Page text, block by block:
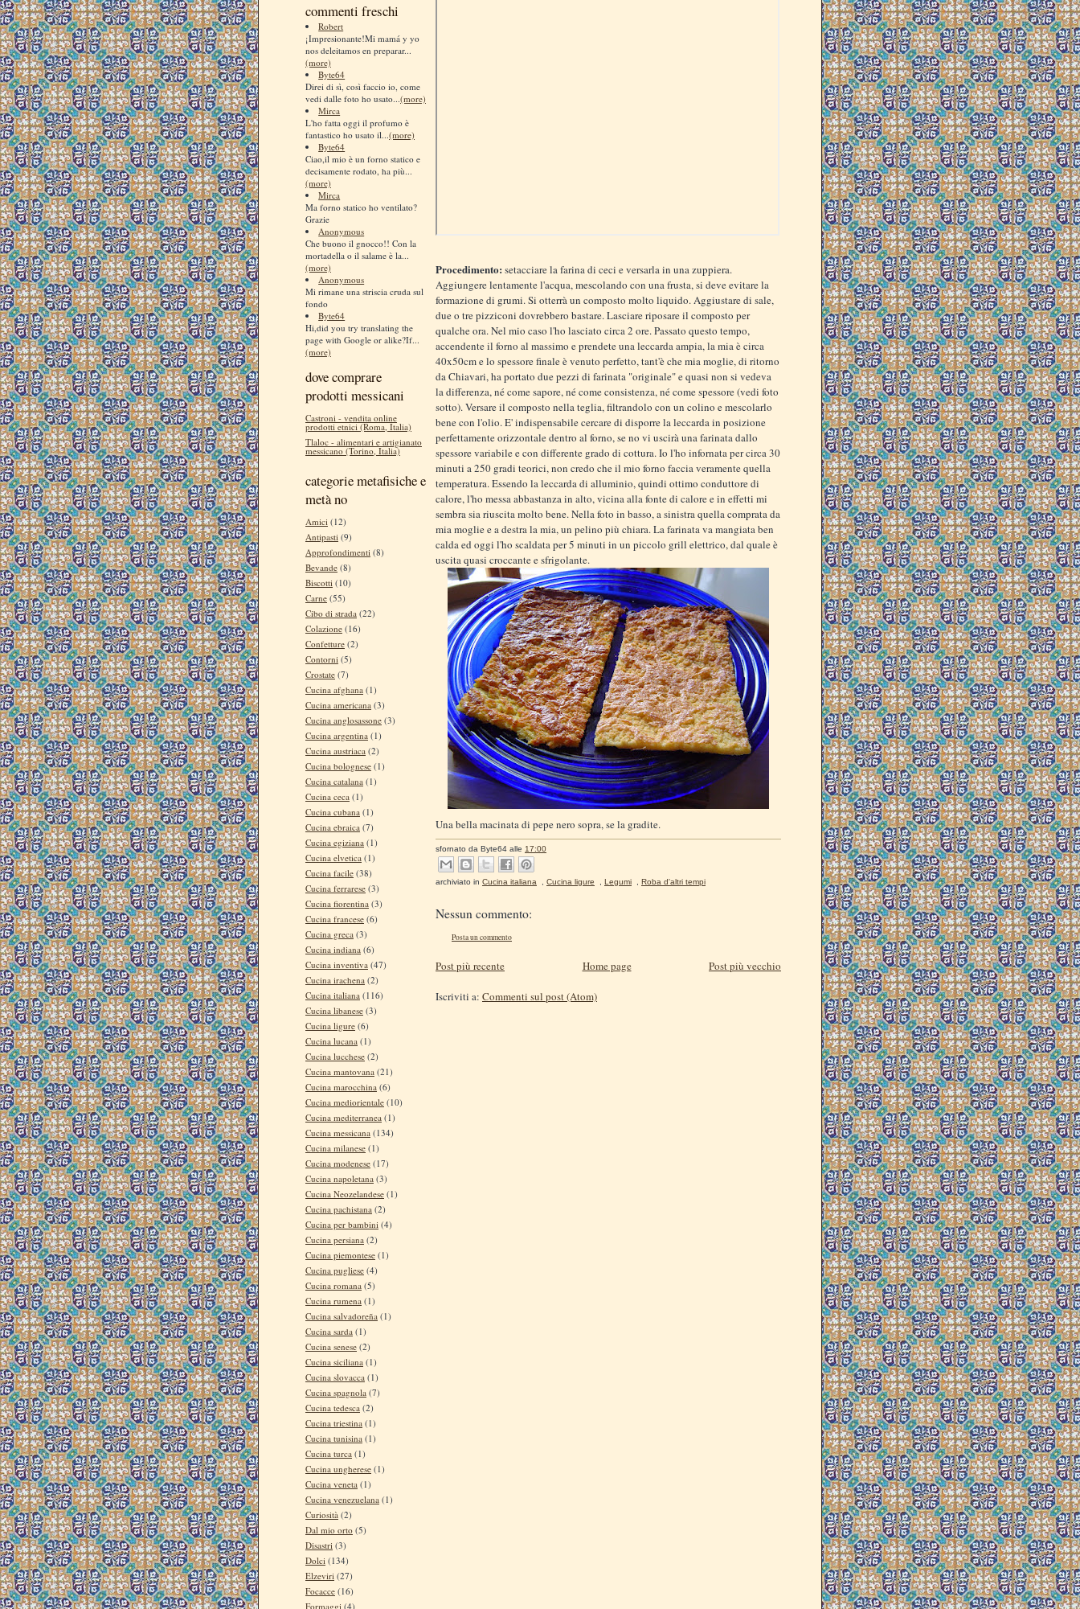
commenti freschi
Robert
¡Impresionante!Mi mamá y yo
nos deleitamos en preparar...
(more)
Byte64
Direi di sì, così faccio io, come
vedi dalle foto ho usato...(more)
Mirca
L'ho fatta oggi il profumo è
fantastico ho usato il...(more)
Byte64
Ciao,il mio è un forno statico e
decisamente rodato, ha più...
(more)
Mirca
Ma forno statico ho ventilato?
Grazie
Anonymous
Che buono il gnocco!! Con la
mortadella o il salame è la...
(more)
Anonymous
Mi rimane una striscia cruda sul
fondo
Byte64
Hi,did you try translating the
page with Google or alike?If...
(more)
dove comprare
prodotti messicani
Castroni - vendita online
prodotti etnici (Roma, Italia)
Tlaloc - alimentari e artigianato
messicano (Torino, Italia)
categorie metafisiche e
metà no
Amici (12)
Antipasti (9)
Approfondimenti (8)
Bevande (8)
Biscotti (10)
Carne (55)
Cibo di strada (22)
Colazione (16)
Confetture (2)
Contorni (5)
Crostate (7)
Cucina afghana (1)
Cucina americana (3)
Cucina anglosassone (3)
Cucina argentina (1)
Cucina austriaca (2)
Cucina bolognese (1)
Cucina catalana (1)
Cucina ceca (1)
Cucina cubana (1)
Cucina ebraica (7)
Cucina egiziana (1)
Cucina elvetica (1)
Cucina facile (38)
Cucina ferrarese (3)
Cucina fiorentina (3)
Cucina francese (6)
Cucina greca (3)
Cucina indiana (6)
Cucina inventiva (47)
Cucina irachena (2)
Cucina italiana (116)
Cucina libanese (3)
Cucina ligure (6)
Cucina lucana (1)
Cucina lucchese (2)
Cucina mantovana (21)
Cucina marocchina (6)
Cucina mediorientale (10)
Cucina mediterranea (1)
Cucina messicana (134)
Cucina milanese (1)
Cucina modenese (17)
Cucina napoletana (3)
Cucina Neozelandese (1)
Cucina pachistana (2)
Cucina per bambini (4)
Cucina persiana (2)
Cucina piemontese (1)
Cucina pugliese (4)
Cucina romana (5)
Cucina rumena (1)
Cucina salvadoreña (1)
Cucina sarda (1)
Cucina senese (2)
Cucina siciliana (1)
Cucina slovacca (1)
Cucina spagnola (7)
Cucina tedesca (2)
Cucina triestina (1)
Cucina tunisina (1)
Cucina turca (1)
Cucina ungherese (1)
Cucina veneta (1)
Cucina venezuelana (1)
Curiosità (2)
Dal mio orto (5)
Disastri (3)
Dolci (134)
Elzeviri (27)
Focacce (16)
Formaggi (4)
Procedimento: setacciare la farina di ceci e versarla in una zuppiera.
Aggiungere lentamente l'acqua, mescolando con una frusta, si deve evitare la
formazione di grumi. Si otterrà un composto molto liquido. Aggiustare di sale,
due o tre pizziconi dovrebbero bastare. Lasciare riposare il composto per
qualche ora. Nel mio caso l'ho lasciato circa 2 ore. Passato questo tempo,
accendente il forno al massimo e prendete una leccarda ampia, la mia è circa
40x50cm e lo spessore finale è venuto perfetto, tant'è che mia moglie, di ritorno
da Chiavari, ha portato due pezzi di farinata "originale" e quasi non si vedeva
la differenza, né come sapore, né come consistenza, né come spessore (vedi foto
sotto). Versare il composto nella teglia, filtrandolo con un colino e mescolarlo
bene con l'olio. E' indispensabile cercare di disporre la leccarda in posizione
perfettamente orizzontale dentro al forno, se no vi uscirà una farinata dallo
spessore variabile e con differente grado di cottura. Io l'ho infornata per circa 30
minuti a 250 gradi teorici, non credo che il mio forno faccia veramente quella
temperatura. Essendo la leccarda di alluminio, quindi ottimo conduttore di
calore, l'ho messa abbastanza in alto, vicina alla fonte di calore e in effetti mi
sembra sia riuscita molto bene. Nella foto in basso, a sinistra quella comprata da
mia moglie e a destra la mia, un pelino più chiara. La farinata va mangiata ben
calda ed oggi l'ho scaldata per 5 minuti in un piccolo grill elettrico, dal quale è
uscita quasi croccante e sfrigolante.
Una bella macinata di pepe nero sopra, se la gradite.
sfornato da Byte64 alle 17:00
archiviato in Cucina italiana , Cucina ligure , Legumi , Roba d'altri tempi
Nessun commento:
Posta un commento
Post più recente Post più vecchio
Home page
Iscriviti a: Commenti sul post (Atom)